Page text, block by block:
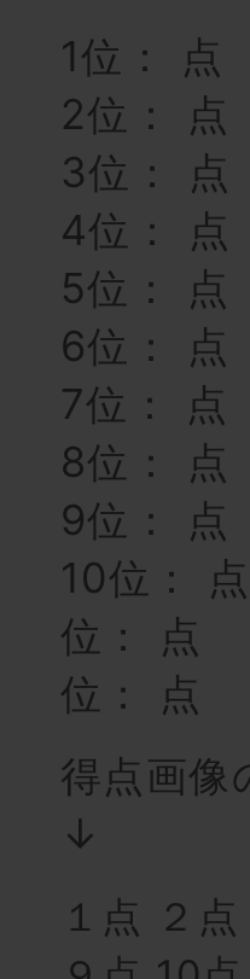
1位： 点
2位： 点
3位： 点
4位： 点
5位： 点
6位： 点
7位： 点
8位： 点
9位： 点
10位： 点
位： 点
位： 点
得点画像
↓
１点 ２点